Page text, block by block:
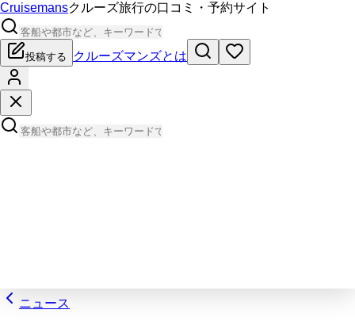
Cruisemansクルーズ旅行の口コミ・予約サイト
投稿する クルーズマンズとは
ニュース